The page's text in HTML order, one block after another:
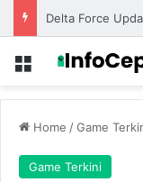
Menu
Home /Game
Game Terkini